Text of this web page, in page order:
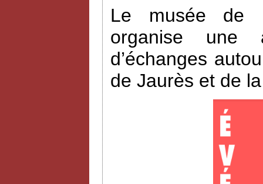
Le musée de
organise une
d’échanges
de Jaurès et de